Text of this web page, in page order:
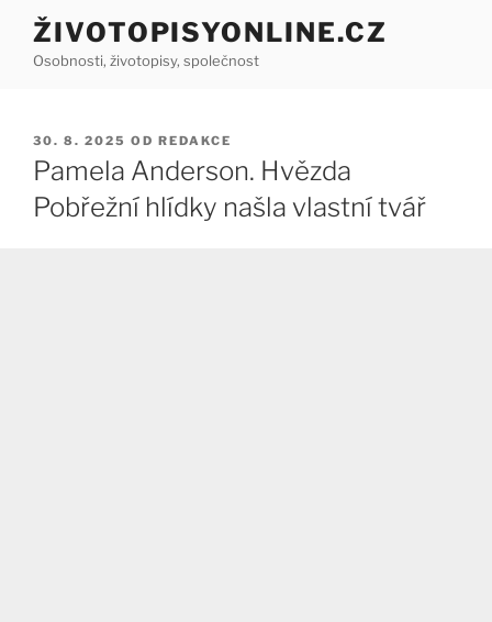
Přejít
obsahu
ŽIVOTOPISYONLINE.CZ
Osobnosti, životopisy, společnost
PUBLIKOVÁNO
30. 8. 2025 OD REDAKCE
Pamela Anderson. Hvězda
Pobřežní hlídky našla vlastní tvář